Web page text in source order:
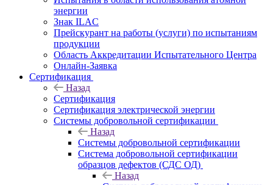
энергии
Знак ILAC
Прейскурант на работы (услуги) по испытаниям
продукции
Область Аккредитации Испытательного Центра
Онлайн-Заявка
Сертификация
Назад
Сертификация
Сертификация электрической энергии
Системы добровольной сертификации
Назад
Системы добровольной сертификации
Система добровольной сертификации
образцов дефектов (СДС ОД)
Назад